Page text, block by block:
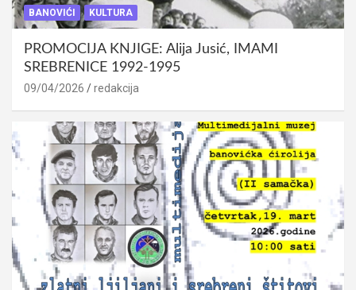
BANOVIĆI KULTURA
PROMOCIJA KNJIGE: Alija Jusić, IMAMI
SREBRENICE 1992-1995
09/04/2026 redakcija